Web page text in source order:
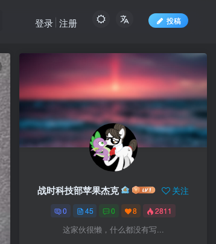
投稿
登录 注册
战时科技部苹果杰克 关注
0 45 0 8 2811
这家伙很懒，什么都没有写...